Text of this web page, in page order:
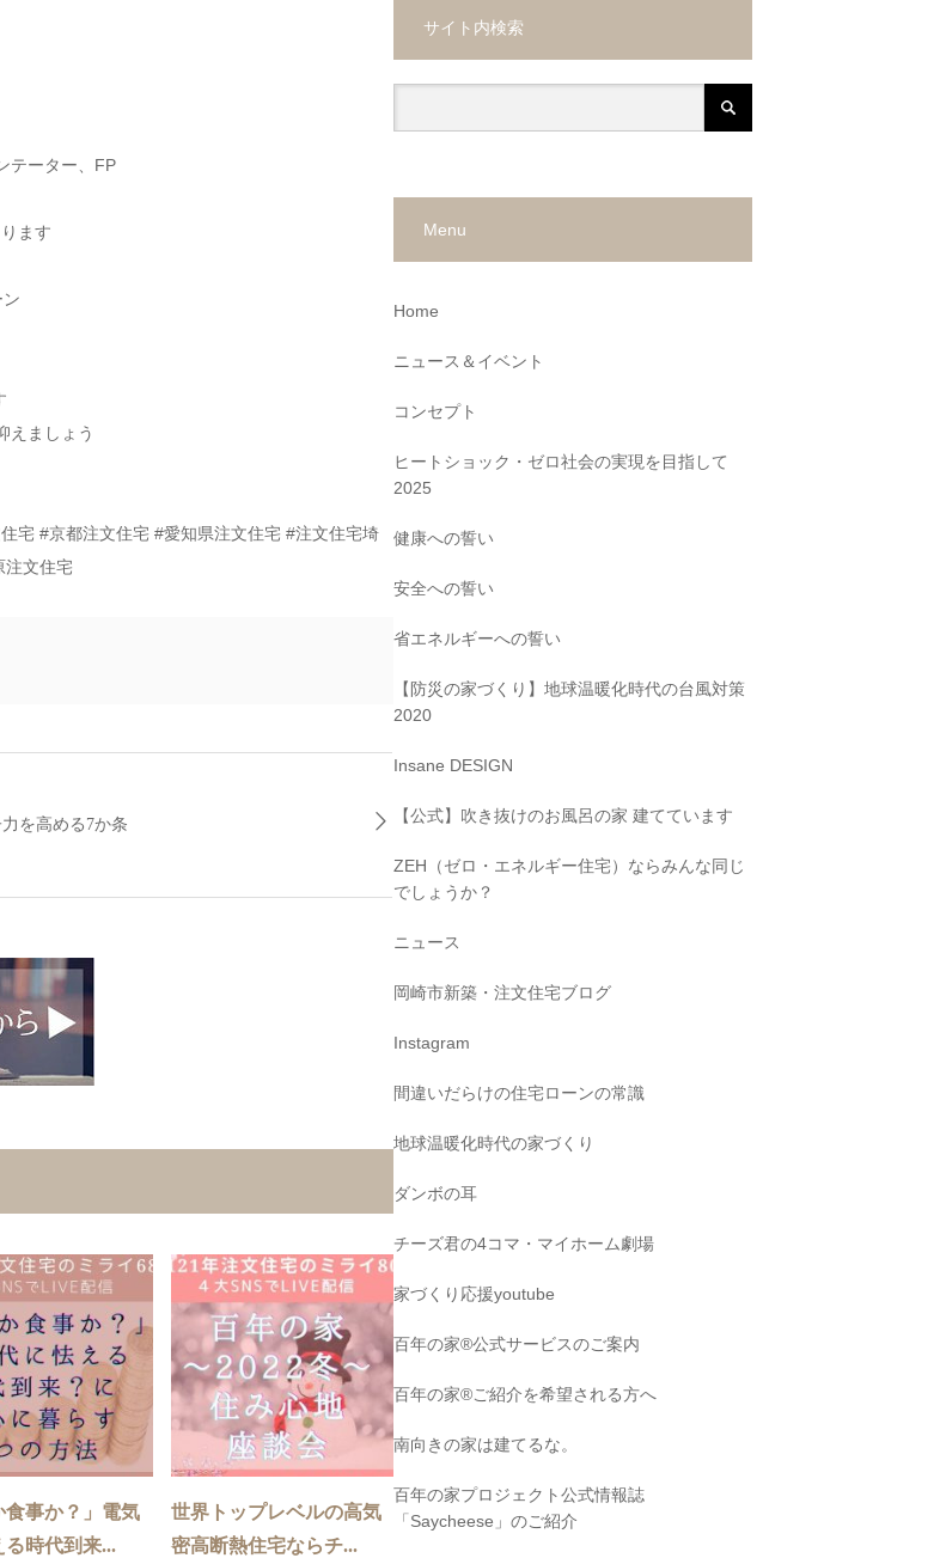
テーター、FP
ます
えましょう
宅 #京都注文住宅 #愛知県注文住宅 #注文住宅埼
注文住宅
を高める7か条
食事か？」電気
る時代到来...
世界トップレベルの高気
密高断熱住宅ならチ...
サイト内検索
Menu
Home
ニュース＆イベント
コンセプト
ヒートショック・ゼロ社会の実現を目指して
2025
健康への誓い
安全への誓い
省エネルギーへの誓い
【防災の家づくり】地球温暖化時代の台風対策
2020
Insane DESIGN
【公式】吹き抜けのお風呂の家 建てています
ZEH（ゼロ・エネルギー住宅）ならみんな同じ
でしょうか？
ニュース
岡崎市新築・注文住宅ブログ
Instagram
間違いだらけの住宅ローンの常識
地球温暖化時代の家づくり
ダンボの耳
チーズ君の4コマ・マイホーム劇場
家づくり応援youtube
百年の家®️公式サービスのご案内
百年の家®️ご紹介を希望される方へ
南向きの家は建てるな。
百年の家プロジェクト公式情報誌
「Saycheese」のご紹介